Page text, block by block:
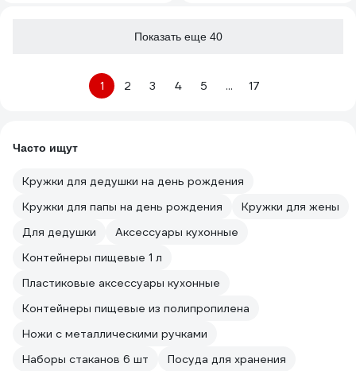
Показать еще 40
1 2 3 4 5 ... 17
Часто ищут
Кружки для дедушки на день рождения
Кружки для папы на день рождения
Кружки для жены
Для дедушки
Аксессуары кухонные
Контейнеры пищевые 1 л
Пластиковые аксессуары кухонные
Контейнеры пищевые из полипропилена
Ножи с металлическими ручками
Наборы стаканов 6 шт
Посуда для хранения